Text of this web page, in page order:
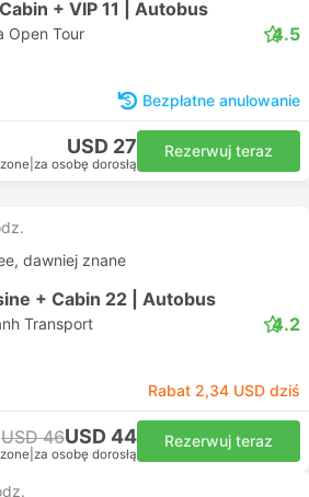
+ VIP 11 | Autobus
Open Tour 4.5
Bezpłatne anulowanie
USD 27
za osobę dorosłą
Rezerwuj teraz
dawniej znane
+ Cabin 22 | Autobus
Transport 4.2
Rabat 2,34 USD dziś
USD 46USD 44
za osobę dorosłą
Rezerwuj teraz